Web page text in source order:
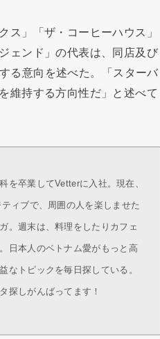
ス」「ザ・コーヒーハウス」
ェンド」の代表は、同店及び
る意向を述べた。「スターバ
維持する方向性だ」と述べて
を卒業してVetterに入社。現在、
ィブで、周囲の人を楽しませた
。週末は、料理をしたりカフェ
日本人のベトナム愛がもっと高
なトピックを毎日探している。
探しがんばってます！